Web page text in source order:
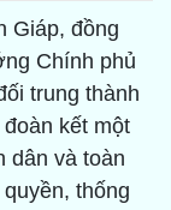
Giáp, đồng
Chính phủ
trung thành
kết một
dân và toàn
thống